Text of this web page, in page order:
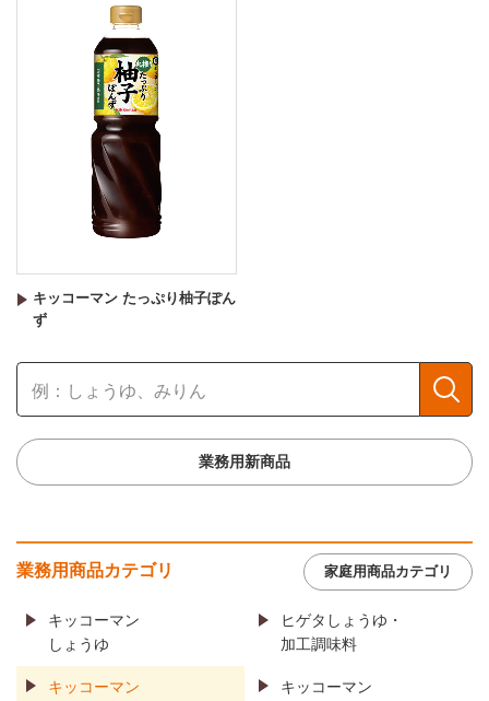
キッコーマン たっぷり柚子ぽん
ず
業務用新商品
業務用商品カテゴリ 家庭用商品カテゴリ
キッコーマン
しょうゆ
ヒゲタしょうゆ・
加工調味料
キッコーマン
キッコーマン